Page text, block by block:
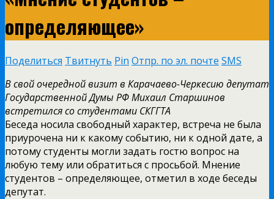
определяющее»
Поделиться Твитнуть Pin Отпр. по эл. почте SMS
В свой очередной визит в Карачаево-Черкесию депутат
Государственной Думы РФ Михаил Старшинов
встретился со студентами СКГГТА
Беседа носила свободный характер, встреча не была
приурочена ни к какому событию, ни к одной дате, а
потому студенты могли задать гостю вопрос на
любую тему или обратиться с просьбой. Мнение
студентов – определяющее, отметил в ходе беседы
депутат.